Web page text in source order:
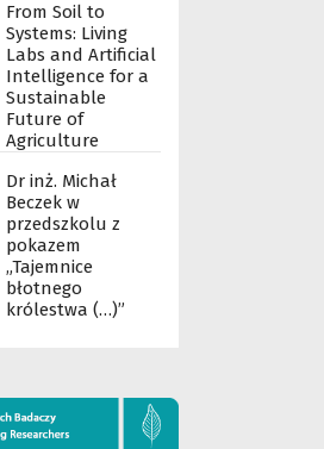
From Soil to
Systems: Living
Labs and Artificial
Intelligence for a
Sustainable
Future of
Agriculture
Dr inż. Michał
Beczek w
przedszkolu z
pokazem
„Tajemnice
błotnego
królestwa (…)”